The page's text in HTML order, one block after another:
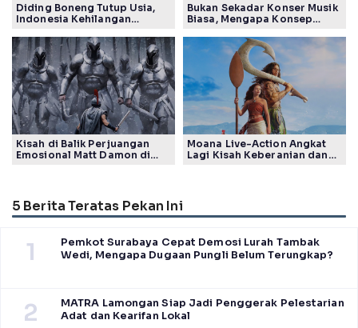
Diding Boneng Tutup Usia,
Indonesia Kehilangan
Generasi
Bukan Sekadar Konser Musik
Biasa, Mengapa Konsep
Tuai Pujian Banyak Pihak
Kisah di Balik Perjuangan
Emosional Matt Damon di
Moana Live-Action Angkat
Lagi Kisah Keberanian dan
5 Berita Teratas Pekan Ini
1
Pemkot Surabaya Cepat Demosi Lurah Tambak
Wedi, Mengapa Dugaan Pungli Belum Terungkap?
2
MATRA Lamongan Siap Jadi Penggerak Pelestarian
Adat dan Kearifan Lokal